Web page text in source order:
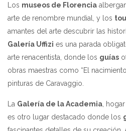
Los museos de Florencia
arte de renombre mundial, y los
amantes del arte descubrir las
Galería Uffizi es una parada
arte renacentista, donde los guías
obras maestras como “El
pinturas de Caravaggio.
La Galería de la Academia ,
es otro lugar destacado donde los